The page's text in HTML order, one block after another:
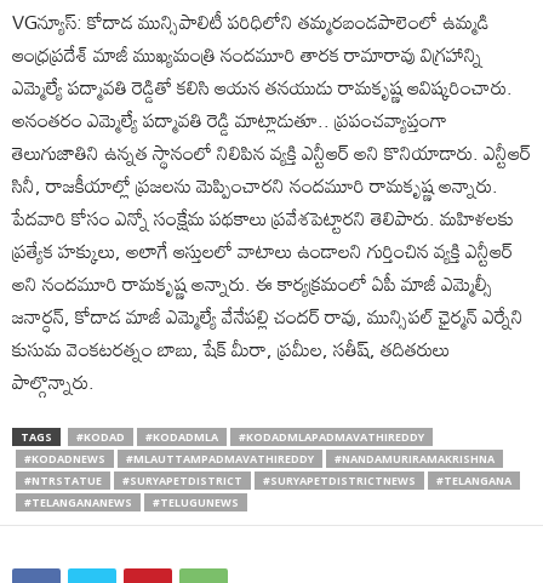
VGన్యూస్: కోదాడ మున్సిపాలిటీ పరిధిలోని తమ్మరబండపాలెంలో ఉమ్మడి
ఆంధ్రప్రదేశ్ మాజీ ముఖ్యమంత్రి నందమూరి తారక రామారావు విగ్రహాన్ని
ఎమ్మెల్యే పద్మావతి రెడ్డితో కలిసి ఆయన తనయుడు రామకృష్ణ ఆవిష్కరించారు.
అనంతరం ఎమ్మెల్యే పద్మావతి రెడ్డి మాట్లాడుతూ.. ప్రపంచవ్యాప్తంగా
తెలుగుజాతిని ఉన్నత స్థానంలో నిలిపిన వ్యక్తి ఎన్టీఆర్ అని కొనియాడారు. ఎన్టీఆర్
సినీ, రాజకీయాల్లో ప్రజలను మెప్పించారని నందమూరి రామకృష్ణ అన్నారు.
పేదవారి కోసం ఎన్నో సంక్షేమ పథకాలు ప్రవేశపెట్టారని తెలిపారు. మహిళలకు
ప్రత్యేక హక్కులు, అలాగే ఆస్తులలో వాటాలు ఉండాలని గుర్తించిన వ్యక్తి ఎన్టీఆర్
అని నందమూరి రామకృష్ణ అన్నారు. ఈ కార్యక్రమంలో ఏపీ మాజీ ఎమ్మెల్సీ
జనార్ధన్, కోదాడ మాజీ ఎమ్మెల్యే వేనేపల్లి చందర్ రావు, మున్సిపల్ ఛైర్మన్ ఎర్నేని
కుసుమ వెంకటరత్నం బాబు, షేక్ మీరా, ప్రమీల, సతీష్, తదితరులు
పాల్గొన్నారు.
TAGS #KODAD #KODADMLA
#KODADMLAPADMAVATHIREDDY
#KODADNEWS
#MLAUTTAMPADMAVATHIREDDY
#NANDAMURIRAMAKRISHNA
#NTRSTATUE
#SURYAPETDISTRICT #SURYAPETDISTRICTNEWS
#TELANGANA
#TELANGANANEWS
#TELUGUNEWS